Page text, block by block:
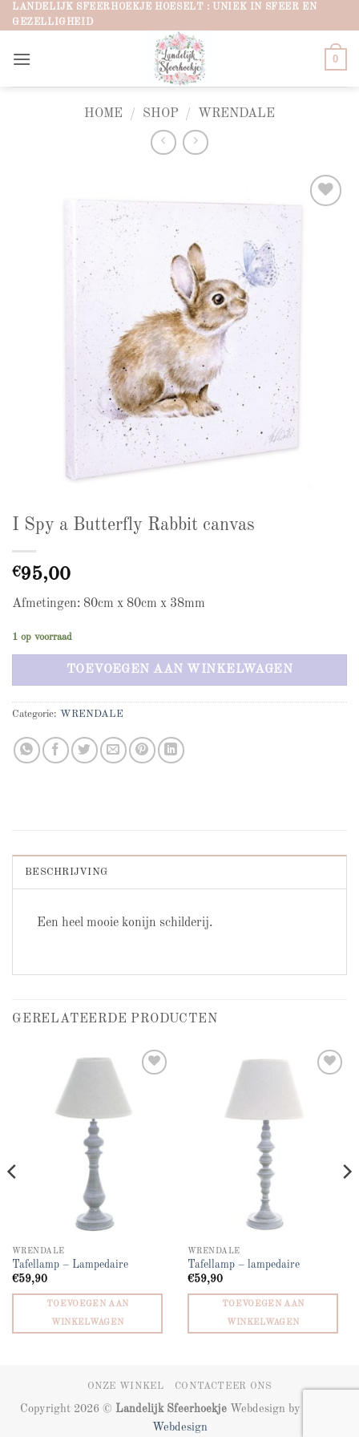
Ga
naar
LANDELIJK SFEERHOEKJE HOESELT : UNIEK IN SFEER EN
GEZELLIGHEID
0
HOME / SHOP / WRENDALE
I Spy a Butterfly Rabbit canvas
€95,00
Afmetingen: 80cm x 80cm x 38mm
1 op voorraad
TOEVOEGEN AAN WINKELWAGEN
Categorie: WRENDALE
BESCHRIJVING
Een heel mooie konijn schilderij.
GERELATEERDE PRODUCTEN
WRENDALE
Tafellamp – Lampedaire
€59,90
TOEVOEGEN AAN
WINKELWAGEN
WRENDALE
Tafellamp – lampedaire
€59,90
TOEVOEGEN AAN
WINKELWAGEN
ONZE WINKEL CONTACTEER ONS
Copyright 2026 © Landelijk Sfeerhoekje Webdesign by
Webdesign